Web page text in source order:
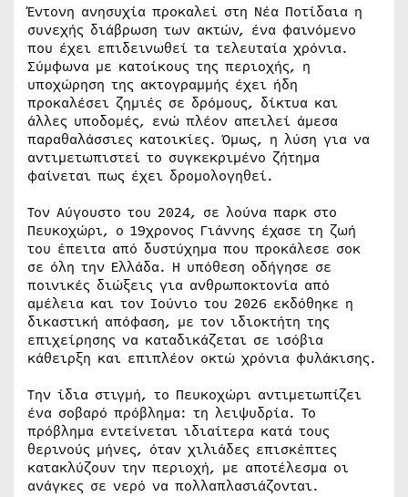
Έντονη ανησυχία προκαλεί στη Νέα Ποτίδαια η
συνεχής διάβρωση των ακτών, ένα φαινόμενο
που έχει επιδεινωθεί τα τελευταία χρόνια.
Σύμφωνα με κατοίκους της περιοχής, η
υποχώρηση της ακτογραμμής έχει ήδη
προκαλέσει ζημιές σε δρόμους, δίκτυα και
άλλες υποδομές, ενώ πλέον απειλεί άμεσα
παραθαλάσσιες κατοικίες. Όμως, η λύση για να
αντιμετωπιστεί το συγκεκριμένο ζήτημα
φαίνεται πως έχει δρομολογηθεί.
Τον Αύγουστο του 2024, σε λούνα παρκ στο
Πευκοχώρι, ο 19χρονος Γιάννης έχασε τη ζωή
του έπειτα από δυστύχημα που προκάλεσε σοκ
σε όλη την Ελλάδα. Η υπόθεση οδήγησε σε
ποινικές διώξεις για ανθρωποκτονία από
αμέλεια και τον Ιούνιο του 2026 εκδόθηκε η
δικαστική απόφαση, με τον ιδιοκτήτη της
επιχείρησης να καταδικάζεται σε ισόβια
κάθειρξη και επιπλέον οκτώ χρόνια φυλάκισης.
Την ίδια στιγμή, το Πευκοχώρι αντιμετωπίζει
ένα σοβαρό πρόβλημα: τη λειψυδρία. Το
πρόβλημα εντείνεται ιδιαίτερα κατά τους
θερινούς μήνες, όταν χιλιάδες επισκέπτες
κατακλύζουν την περιοχή, με αποτέλεσμα οι
ανάγκες σε νερό να πολλαπλασιάζονται.